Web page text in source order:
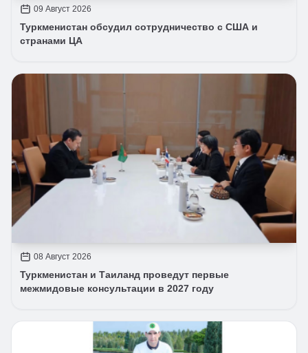
09 Август 2026
Туркменистан обсудил сотрудничество с США и
странами ЦА
08 Август 2026
Туркменистан и Таиланд проведут первые
межмидовые консультации в 2027 году